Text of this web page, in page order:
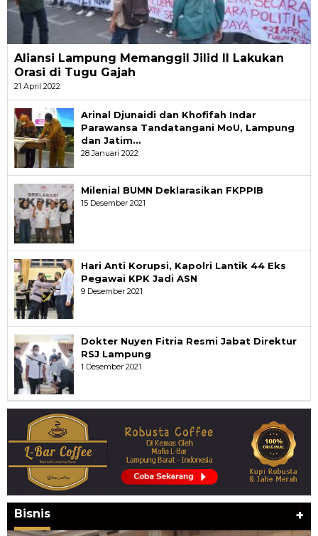
Aliansi Lampung Memanggil Jilid II Lakukan
Orasi di Tugu Gajah
21 April 2022
Arinal Djunaidi dan Khofifah Indar
Parawansa Tandatangani MoU, Lampung
dan Jatim…
28 Januari 2022
Milenial BUMN Deklarasikan FKPPIB
15 Desember 2021
Hari Anti Korupsi, Kapolri Lantik 44 Eks
Pegawai KPK Jadi ASN
9 Desember 2021
Dokter Nuyen Fitria Resmi Jabat Direktur
RSJ Lampung
1 Desember 2021
Bisnis +